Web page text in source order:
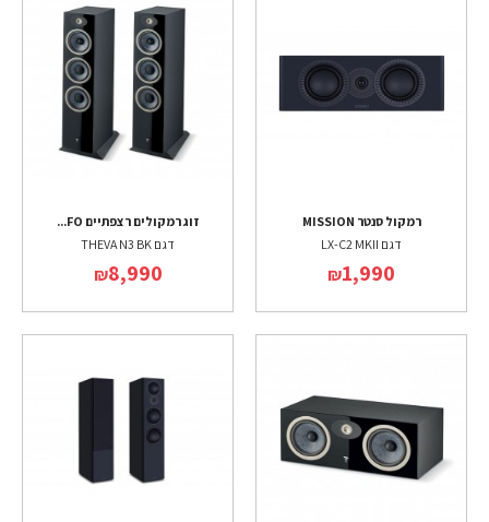
רמקול סנטר MISSION
דגם LX-C2 MKII
₪1,990
זוג רמקולים רצפתיים FO...
דגם THEVA N3 BK
₪8,990